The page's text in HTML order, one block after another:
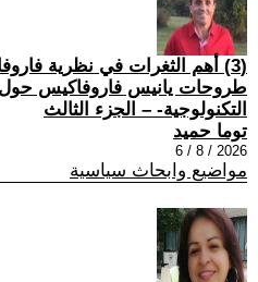
(3) أهم الثغرات في نظرية
طروحات يانيس فاروفاكيس حول
التكنولوجية- – الجزء الثالث
توما حميد
2026 / 8 / 6
مواضيع وابحاث سياسية